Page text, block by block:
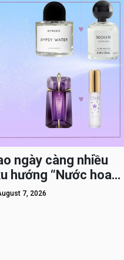
ngày càng nhiều
hướng “Nước hoa
7, 2026